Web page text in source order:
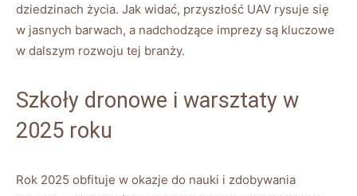
dziedzinach ⁣życia. ⁤Jak widać, przyszłość UAV rysuje ⁣się
w ‍jasnych barwach, a nadchodzące imprezy ⁣są kluczowe⁣
w⁢ dalszym rozwoju tej ‍branży.
Szkoły dronowe⁢ i warsztaty w
2025 roku
Rok‌ 2025 obfituje w okazje do nauki i zdobywania